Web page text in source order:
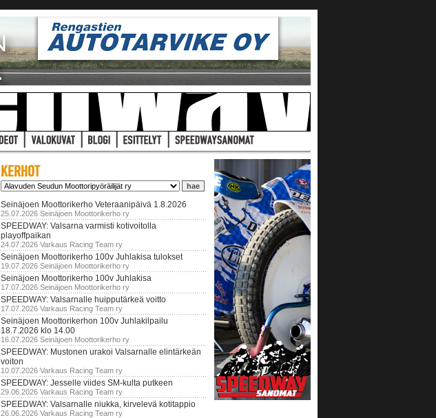
Seinäjoen Moottorikerho Veteraanipäivä 1.8.2026
25.07.2026 Seinäjoen Moottorikerho ry
SPEEDWAY: Valsarna varmisti kotivoitolla
playoffpaikan
24.07.2026 Varkaus Racing Team ry
Seinäjoen Moottorikerho 100v Juhlakisa tulokset
19.07.2026 Seinäjoen Moottorikerho ry
Seinäjoen Moottorikerho 100v Juhlakisa
17.07.2026 Seinäjoen Moottorikerho ry
SPEEDWAY: Valsarnalle huipputärkeä voitto
17.07.2026 Varkaus Racing Team ry
Seinäjoen Moottorikerhon 100v Juhlakilpailu
18.7.2026 klo 14.00
16.07.2026 Seinäjoen Moottorikerho ry
SPEEDWAY: Mustonen urakoi Valsarnalle elintärkeän
voiton
10.07.2026 Varkaus Racing Team ry
SPEEDWAY: Jesselle viides SM-kulta putkeen
29.06.2026 Varkaus Racing Team ry
SPEEDWAY: Valsarnalle niukka, kirvelevä kotitappio
26.06.2026 Varkaus Racing Team ry